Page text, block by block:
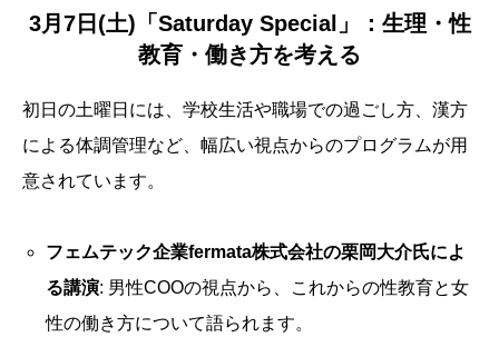
3月7日(土)「Saturday Special」：生理・性
教育・働き方を考える
初日の土曜日には、学校生活や職場での過ごし方、漢方
による体調管理など、幅広い視点からのプログラムが用
意されています。
フェムテック企業fermata株式会社の栗岡大介氏によ
る講演: 男性COOの視点から、これからの性教育と女
性の働き方について語られます。